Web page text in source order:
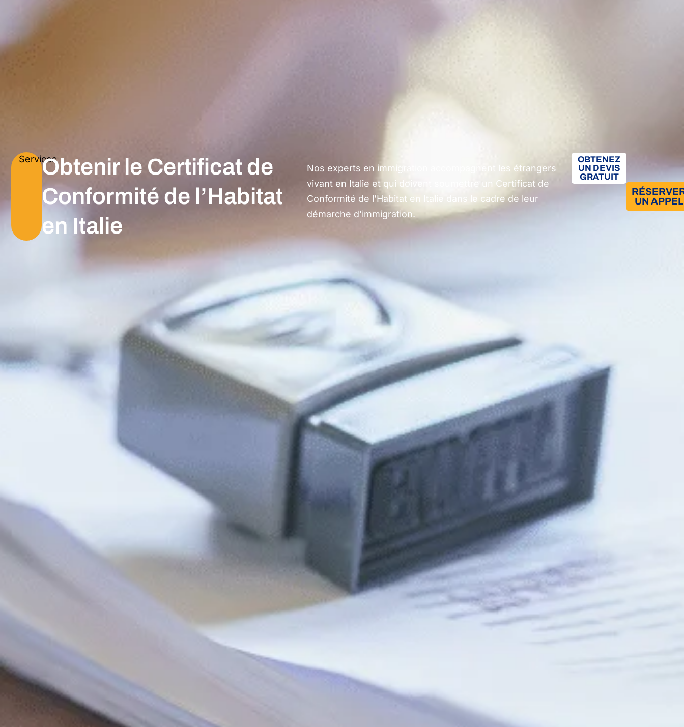
ServicesObtenir le Certificat de
Conformité de l’Habitat
en Italie
Nos experts en immigration accompagnent les étrangers
vivant en Italie et qui doivent soumettre un Certificat de
Conformité de l’Habitat en Italie dans le cadre de leur
démarche d’immigration.
OBTENEZ
UN DEVIS
GRATUIT
UN APPEL